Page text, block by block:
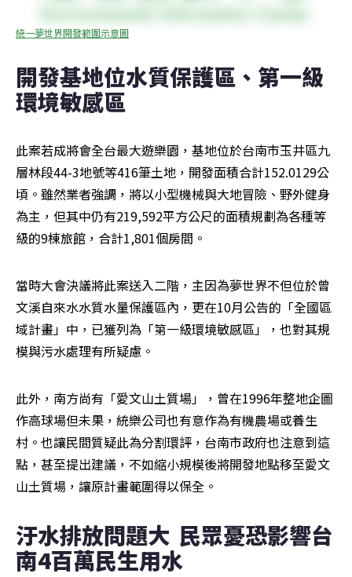
統一夢世界開發範圍示意圖
開發基地位水質保護區、第一級
環境敏感區
此案若成將會全台最大遊樂園，基地位於台南市玉井區九
層林段44-3地號等416筆土地，開發面積合計152.0129公
頃。雖然業者強調，將以小型機械與大地冒險、野外健身
為主，但其中仍有219,592平方公尺的面積規劃為各種等
級的9棟旅館，合計1,801個房間。
當時大會決議將此案送入二階，主因為夢世界不但位於曾
文溪自來水水質水量保護區內，更在10月公告的「全國區
域計畫」中，已獲列為「第一級環境敏感區」，也對其規
模與污水處理有所疑慮。
此外，南方尚有「愛文山土質場」，曾在1996年整地企圖
作高球場但未果，統樂公司也有意作為有機農場或養生
村。也讓民間質疑此為分割環評，台南市政府也注意到這
點，甚至提出建議，不如縮小規模後將開發地點移至愛文
山土質場，讓原計畫範圍得以保全。
汙水排放問題大  民眾憂恐影響台
南4百萬民生用水